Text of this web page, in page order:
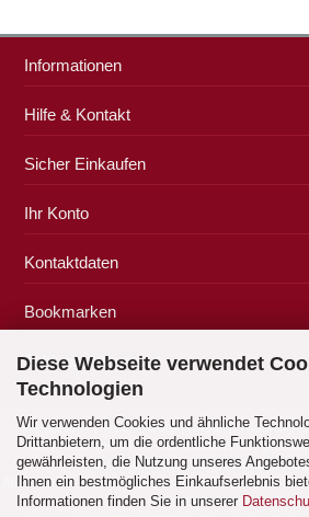
Diese Webseite verwendet
Technologien
Wir verwenden Cookies und ähnliche
Drittanbietern, um die ordentliche
gewährleisten, die Nutzung unseres
Ihnen ein bestmögliches Einkaufserlebnis
Informationen finden Sie in unserer
Informationen
Hilfe & Kontakt
Sicher Einkaufen
Ihr Konto
Kontaktdaten
Bookmarken
Zahlung & Versand
Impressum|AGB|Datenschutz|
Alle Preise verstehen sich inklusive der
Versandkostensoweit nicht anders
Alle Marken- und Produktbeschreibungen sind
der entsprechenden